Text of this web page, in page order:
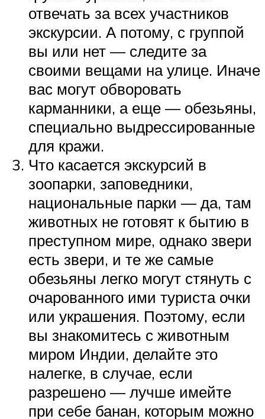
отвечать за всех участников
экскурсии. А потому, с группой
вы или нет — следите за
своими вещами на улице. Иначе
вас могут обворовать
карманники, а еще — обезьяны,
специально выдрессированные
для кражи.
Что касается экскурсий в
зоопарки, заповедники,
национальные парки — да, там
животных не готовят к бытию в
преступном мире, однако звери
есть звери, и те же самые
обезьяны легко могут стянуть с
очарованного ими туриста очки
или украшения. Поэтому, если
вы знакомитесь с животным
миром Индии, делайте это
налегке, в случае, если
разрешено — лучше имейте
при себе банан, которым можно